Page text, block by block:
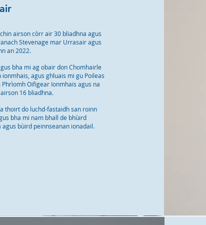
airson còrr air 30 bliadhna agus
Stevenage mar Urrasair agus
an 2022.
bha mi ag obair don Chomhairle
agus ghluais mi gu Poileas
Oifigear Ionmhais agus na
16 bliadhna.
thoirt do luchd-fastaidh san roinn
bha mi nam bhall de bhùird
bùird peinnseanan ionadail.